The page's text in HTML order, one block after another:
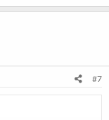
#7